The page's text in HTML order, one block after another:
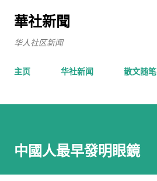
華社新聞
华人社区新闻
主页 华社新闻 散文随笔
中國人最早發明眼鏡